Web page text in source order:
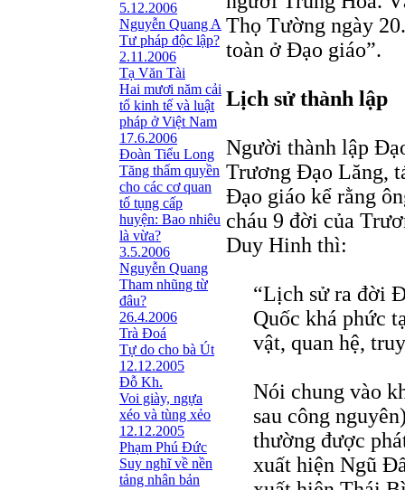
5.12.2006
Nguyễn Quang A
Tư pháp độc lập?
2.11.2006
Tạ Văn Tài
Hai mươi năm cải
tổ kinh tế và luật
pháp ở Việt Nam
17.6.2006
Đoàn Tiểu Long
Tăng thẩm quyền
cho các cơ quan
tố tụng cấp
huyện: Bao nhiêu
là vừa?
3.5.2006
Nguyễn Quang
Tham nhũng từ
đâu?
26.4.2006
Trà Đoá
Tự do cho bà Út
12.12.2005
Đỗ Kh.
Voi giày, ngựa
xéo và tùng xẻo
12.12.2005
Phạm Phú Đức
Suy nghĩ về nền
tảng nhân bản
Thọ Tường ngày
toàn ở Ðạo giáo”.
Lịch sử thành lập
Người thành lập
Trương Ðạo Lăng,
Ðạo giáo kể rằng
cháu 9 đời của
Duy Hinh thì:
“Lịch sử ra đời
Quốc khá phức
vật, quan hệ,
Nói chung vào
sau công
thường được
xuất hiện Ngũ